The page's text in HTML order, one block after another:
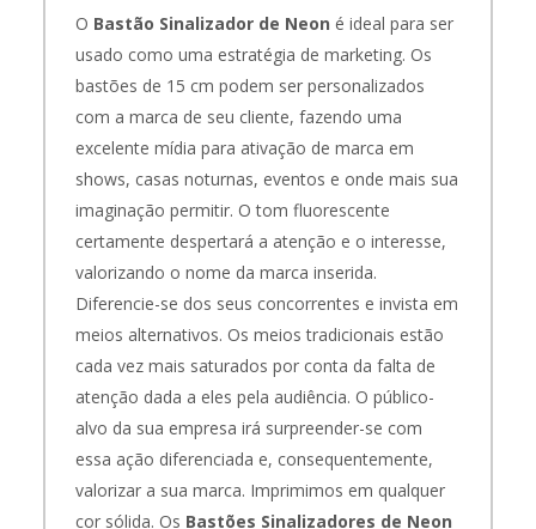
O Bastão Sinalizador de Neon é ideal para ser
usado como uma estratégia de marketing. Os
bastões de 15 cm podem ser personalizados
com a marca de seu cliente, fazendo uma
excelente mídia para ativação de marca em
shows, casas noturnas, eventos e onde mais sua
imaginação permitir. O tom fluorescente
certamente despertará a atenção e o interesse,
valorizando o nome da marca inserida.
Diferencie-se dos seus concorrentes e invista em
meios alternativos. Os meios tradicionais estão
cada vez mais saturados por conta da falta de
atenção dada a eles pela audiência. O público-
alvo da sua empresa irá surpreender-se com
essa ação diferenciada e, consequentemente,
valorizar a sua marca. Imprimimos em qualquer
cor sólida. Os Bastões Sinalizadores de Neon